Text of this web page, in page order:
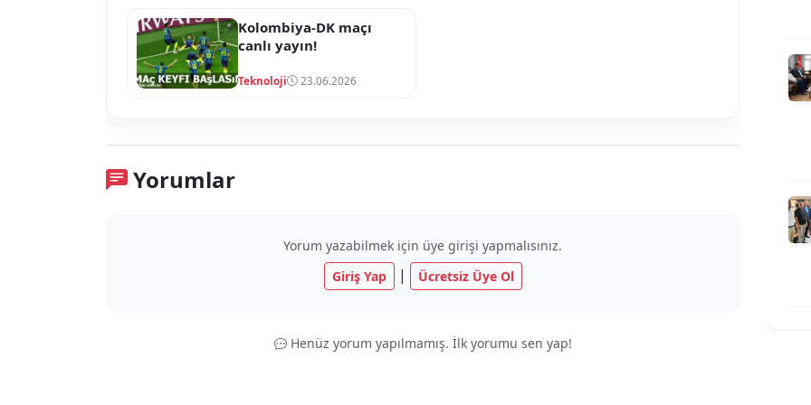
Kolombiya-DK maçı
canlı yayın!
Teknoloji 23.06.2026
Yorumlar
Yorum yazabilmek için üye girişi yapmalısınız.
Giriş Yap
| Ücretsiz Üye Ol
Henüz yorum yapılmamış. İlk yorumu sen yap!